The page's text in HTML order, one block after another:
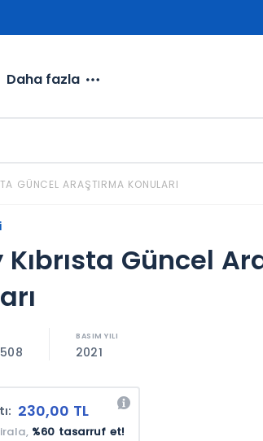
Daha fazla
GÜNCEL ARAŞTIRMA KONULARI
Kıbrısta Güncel
2021
230,00 TL
%60 tasarruf et!